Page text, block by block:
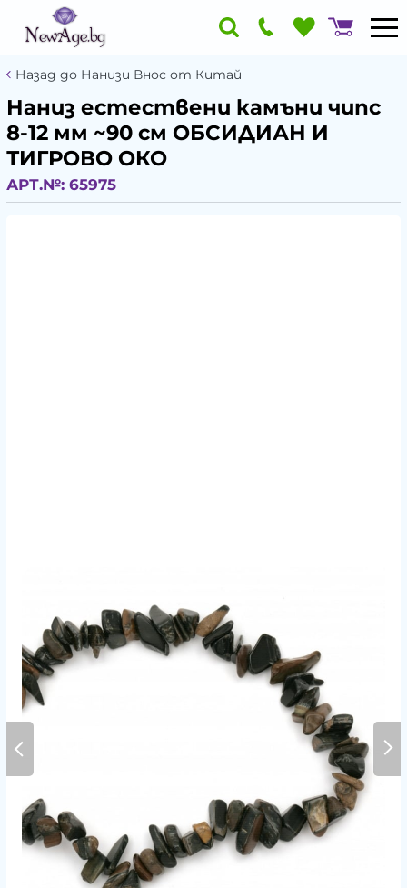
Назад до Нанизи Внос от Китай
Наниз естествени камъни чипс
8-12 мм ~90 см ОБСИДИАН И
ТИГРОВО ОКО
АРТ.№: 65975